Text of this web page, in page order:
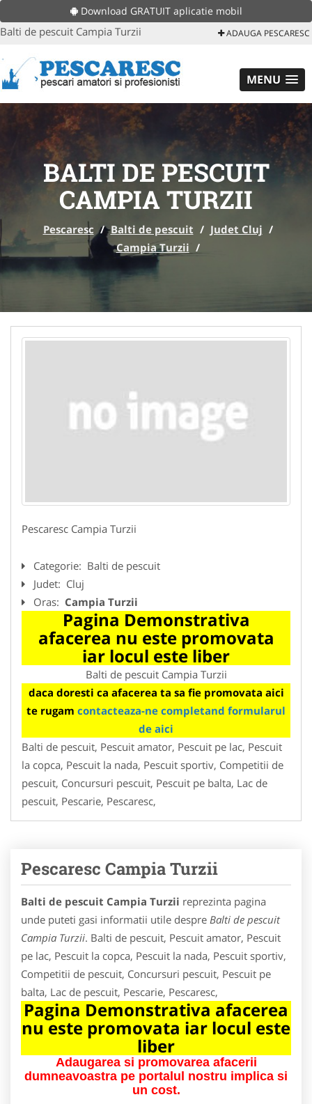
Download GRATUIT aplicatie mobil
Balti de pescuit Campia Turzii ADAUGA PESCARESC
MENU
BALTI DE PESCUIT
CAMPIA TURZII
Pescaresc / Balti de pescuit / Judet Cluj /
Campia Turzii /
Pescaresc Campia Turzii
Categorie: Balti de pescuit
Judet: Cluj
Oras: Campia Turzii
Pagina Demonstrativa
afacerea nu este promovata
iar locul este liber
Balti de pescuit Campia Turzii
daca doresti ca afacerea ta sa fie promovata aici
te rugam contacteaza-ne completand formularul
de aici
Balti de pescuit, Pescuit amator, Pescuit pe lac, Pescuit
la copca, Pescuit la nada, Pescuit sportiv, Competitii de
pescuit, Concursuri pescuit, Pescuit pe balta, Lac de
pescuit, Pescarie, Pescaresc,
Pescaresc Campia Turzii
Balti de pescuit Campia Turzii reprezinta pagina
unde puteti gasi informatii utile despre Balti de pescuit
Campia Turzii. Balti de pescuit, Pescuit amator, Pescuit
pe lac, Pescuit la copca, Pescuit la nada, Pescuit sportiv,
Competitii de pescuit, Concursuri pescuit, Pescuit pe
balta, Lac de pescuit, Pescarie, Pescaresc,
Pagina Demonstrativa afacerea
nu este promovata iar locul este
liber
Adaugarea si promovarea afacerii
dumneavoastra pe portalul nostru implica si
un cost.